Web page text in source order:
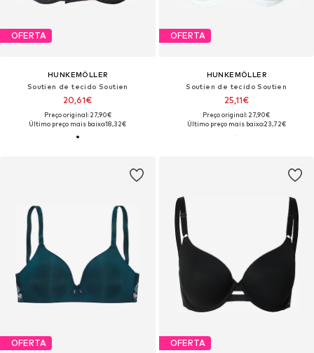
OFERTA
HUNKEMÖLLER
Soutien de tecido Soutien
20,61€
Preço original: 27,90€
Último preço mais baixo:18,32€
OFERTA
HUNKEMÖLLER
Soutien de tecido Soutien
25,11€
Preço original: 27,90€
Último preço mais baixo:23,72€
OFERTA OFERTA